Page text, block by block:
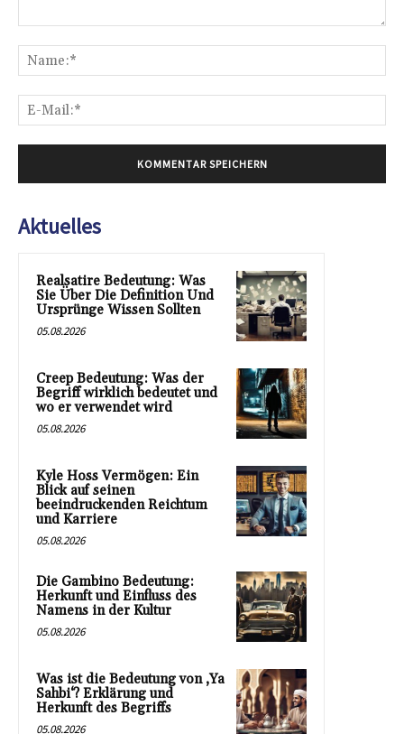
Aktuelles
Realsatire Bedeutung: Was
Sie Über Die Definition Und
Ursprünge Wissen Sollten
05.08.2026
Creep Bedeutung: Was der
Begriff wirklich bedeutet und
wo er verwendet wird
05.08.2026
Kyle Hoss Vermögen: Ein
Blick auf seinen
beeindruckenden Reichtum
und Karriere
05.08.2026
Die Gambino Bedeutung:
Herkunft und Einfluss des
Namens in der Kultur
05.08.2026
Was ist die Bedeutung von ‚Ya
Sahbi‘? Erklärung und
Herkunft des Begriffs
05.08.2026